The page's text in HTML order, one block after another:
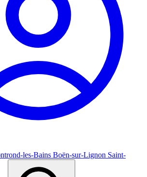
les-Bains Boën-sur-Lignon Saint-